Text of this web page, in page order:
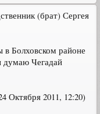
(брат) Сергея
Болховском районе
думаю Чегадай
Октября 2011, 12:20)